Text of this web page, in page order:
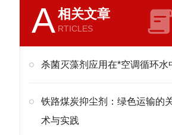
A相关文章
RTICLES
杀菌灭藻剂应用在*空调循环水
铁路煤炭抑尘剂：绿色运输的
术与实践